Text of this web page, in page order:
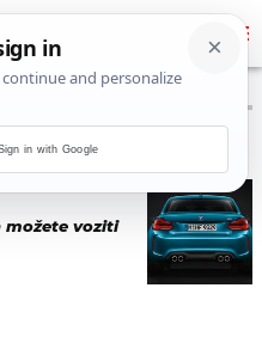
ZA TAG “BMW PRETPLATA
možete voziti
in with Google